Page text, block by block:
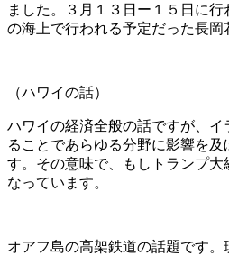
ました。３月１３日ー１５日に
の海上で行われる予定だった長
（ハワイの話）
ハワイの経済全般の話ですが、
ることであらゆる分野に影響を
す。その意味で、もしトランプ
なっています。
オアフ島の高架鉄道の話題です